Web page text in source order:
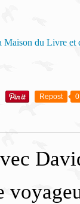
Maison du Livre et
Repost 0